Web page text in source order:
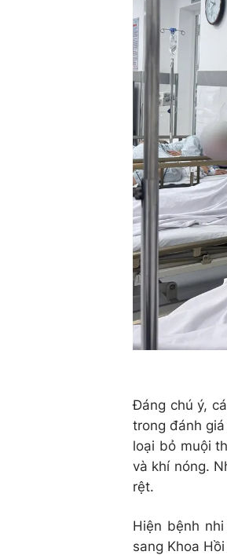
Đáng chú ý,
trong đánh
loại bỏ muội
và khí nóng.
rệt.
Hiện bệnh
sang Khoa